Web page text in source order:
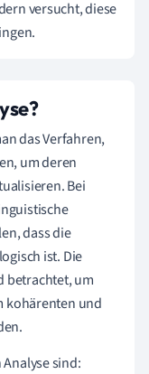
versucht, diese
das Verfahren,
um deren
Bei
dass die
ist. Die
betrachtet, um
kohärenten und
sind: